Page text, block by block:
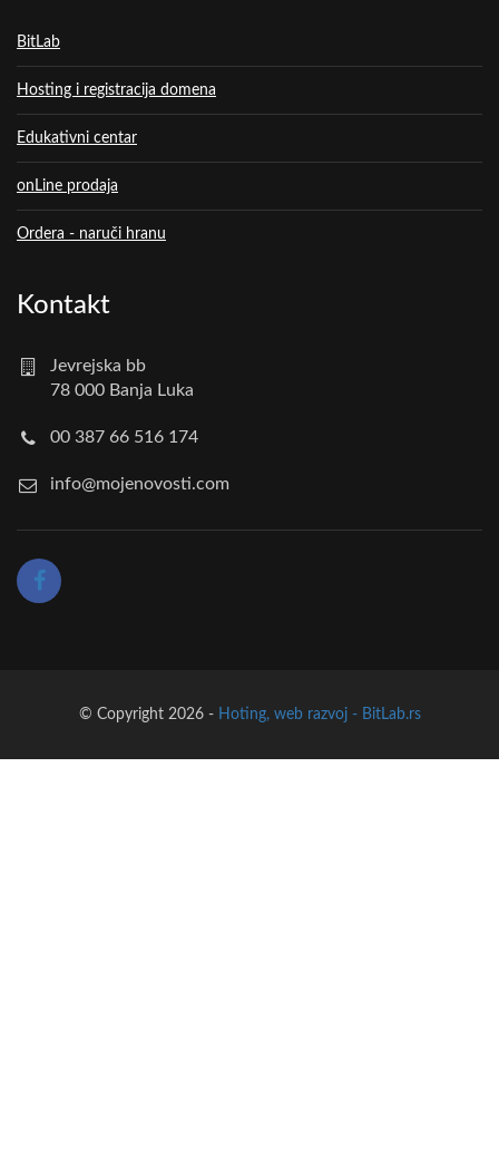
BitLab
Hosting i registracija domena
Edukativni centar
onLine prodaja
Ordera - naruči hranu
Kontakt
Jevrejska bb
78 000 Banja Luka
00 387 66 516 174
info@mojenovosti.com
© Copyright 2026 - Hoting, web razvoj - BitLab.rs